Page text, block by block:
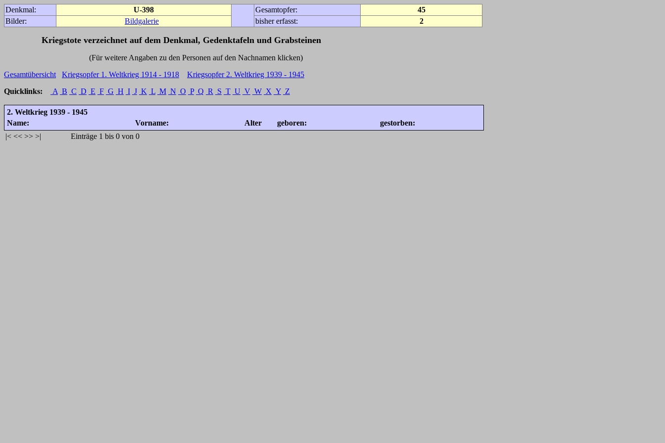
Denkmal: U-398 Gesamtopfer:
45
Bilder:
Bildgalerie bisher erfasst: 2
Kriegstote verzeichnet auf dem Denkmal, Gedenktafeln und Grabsteinen
(Für weitere Angaben zu den Personen auf den Nachnamen klicken)
Gesamtübersicht
Kriegsopfer 1. Weltkrieg 1914 - 1918
Kriegsopfer 2. Weltkrieg 1939 - 1945
Quicklinks:
A B C D E F G H I J K L M N O P Q R S T U V W X Y Z
2. Weltkrieg 1939 - 1945
Name:
Vorname: Alter geboren:
gestorben:
|< << >> >| Einträge 1 bis 0 von 0